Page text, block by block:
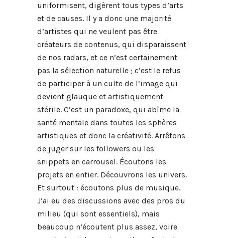
uniformisent, digèrent tous types d’arts
et de causes. Il y a donc une majorité
d’artistes qui ne veulent pas être
créateurs de contenus, qui disparaissent
de nos radars, et ce n’est certainement
pas la sélection naturelle ; c’est le refus
de participer à un culte de l’image qui
devient glauque et artistiquement
stérile. C’est un paradoxe, qui abîme la
santé mentale dans toutes les sphères
artistiques et donc la créativité. Arrêtons
de juger sur les followers ou les
snippets en carrousel. Écoutons les
projets en entier. Découvrons les univers.
Et surtout : écoutons plus de musique.
J’ai eu des discussions avec des pros du
milieu (qui sont essentiels), mais
beaucoup n’écoutent plus assez, voire